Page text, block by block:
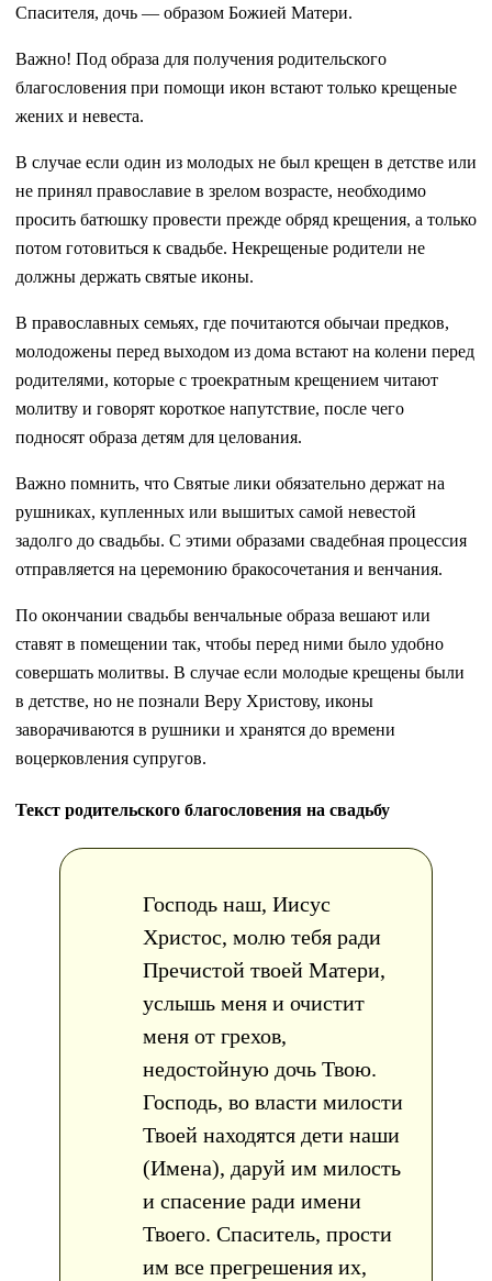
Спасителя, дочь — образом Божией Матери.
Важно! Под образа для получения родительского
благословения при помощи икон встают только крещеные
жених и невеста.
В случае если один из молодых не был крещен в детстве или
не принял православие в зрелом возрасте, необходимо
просить батюшку провести прежде обряд крещения, а только
потом готовиться к свадьбе. Некрещеные родители не
должны держать святые иконы.
В православных семьях, где почитаются обычаи предков,
молодожены перед выходом из дома встают на колени перед
родителями, которые с троекратным крещением читают
молитву и говорят короткое напутствие, после чего
подносят образа детям для целования.
Важно помнить, что Святые лики обязательно держат на
рушниках, купленных или вышитых самой невестой
задолго до свадьбы. С этими образами свадебная процессия
отправляется на церемонию бракосочетания и венчания.
По окончании свадьбы венчальные образа вешают или
ставят в помещении так, чтобы перед ними было удобно
совершать молитвы. В случае если молодые крещены были
в детстве, но не познали Веру Христову, иконы
заворачиваются в рушники и хранятся до времени
воцерковления супругов.
Текст родительского благословения на свадьбу
Господь наш, Иисус
Христос, молю тебя ради
Пречистой твоей Матери,
услышь меня и очистит
меня от грехов,
недостойную дочь Твою.
Господь, во власти милости
Твоей находятся дети наши
(Имена), даруй им милость
и спасение ради имени
Твоего. Спаситель, прости
им все прегрешения их,